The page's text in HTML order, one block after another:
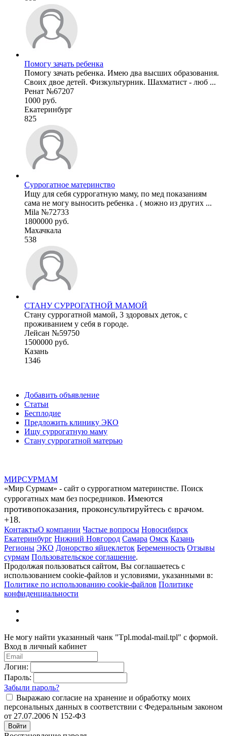
Помогу зачать ребенка
Помогу зачать ребенка. Имею два высших образования.
Своих двое детей. Физкультурник. Шахматист - люб ...
Ренат №67207
1000 руб.
Екатеринбург
825
Суррогатное материнство
Ищу для себя суррогатную маму, по мед показаниям
сама не могу выносить ребенка . ( можно из других ...
Mila №72733
1800000 руб.
Махачкала
538
СТАНУ СУРРОГАТНОЙ МАМОЙ
Стану суррогатной мамой, 3 здоровых деток, с
проживанием у себя в городе.
Лейсан №59750
1500000 руб.
Казань
1346
Добавить объявление
Статьи
Бесплодие
Предложить клинику ЭКО
Ищу суррогатную маму
Стану суррогатной матерью
МИРСУРМАМ
«Мир Сурмам» - сайт о суррогатном материнстве. Поиск
суррогатных мам без посредников. Имеются
противопоказания, проконсультируйтесь с врачом.
+18.
КонтактыО компании Частые вопросы Новосибирск
Екатеринбург Нижний Новгород Самара Омск Казань
Регионы ЭКО Донорство яйцеклеток Беременность Отзывы
сурмам Пользовательское соглашение.
Продолжая пользоваться сайтом, Вы соглашаетесь с
использованием cookie-файлов и условиями, указанными в:
Политике по использованию cookie-файлов Политике
конфиденциальности
Не могу найти указанный чанк "Tpl.modal-mail.tpl" с формой.
Вход в личный кабинет
Логин:
Пароль:
Забыли пароль?
Выражаю согласие на хранение и обработку моих
персональных данных в соответствии с Федеральным законом
от 27.07.2006 N 152-ФЗ
Войти